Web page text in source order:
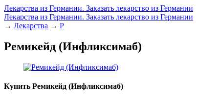
Лекарства из Германии. Заказать лекарство из Германии
Лекарства из Германии. Заказать лекарство из Германии
→ Лекарства → Р
Ремикейд (Инфликсимаб)
Купить Ремикейд (Инфликсимаб)